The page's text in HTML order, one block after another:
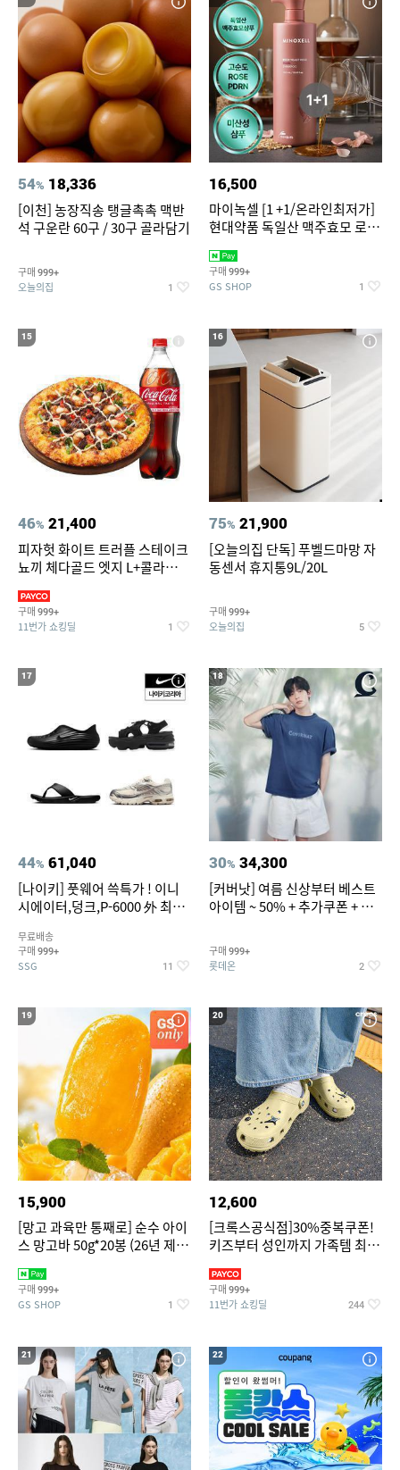
54% 18,336
[이천] 농장직송 탱글촉촉 맥반
석 구운란 60구 / 30구 골라담기
구매 999+
오늘의집 1
16,500
마이녹셀 [1 +1/온라인최저가]
현대약품 독일산 맥주효모 로즈
1000ml (정가 100,000원)
구매 999+
GS SHOP 1
15
46% 21,400
피자헛 화이트 트러플 스테이크
뇨끼 체다골드 엣지 L+콜라
구매 999+
11번가 쇼킹딜 1
16
75% 21,900
[오늘의집 단독] 푸벨드마망 자
동센서 휴지통9L/20L
구매 999+
오늘의집 5
17
44% 61,040
[나이키] 풋웨어 쓱특가 ! 이니
시에이터,덩크,P-6000 外 최대
무료배송
구매 999+
SSG 11
18
30% 34,300
[커버낫] 여름 신상부터 베스트
아이템 ~ 50% + 추가쿠폰 + 카
구매 999+
롯데온 2
19
15,900
[망고 과육만 통째로] 순수 아이
스 망고바 50g*20봉 (26년 제
구매 999+
GS SHOP 1
20
12,600
[크록스공식점]30%중복쿠폰!
키즈부터 성인까지 가족템 최대
구매 999+
11번가 쇼킹딜 244
21 22